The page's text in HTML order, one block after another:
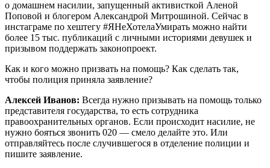
о домашнем насилии, запущенный активисткой Аленой
Поповой и блогером Александрой Митрошиной. Сейчас в
инстаграме по хештегу #ЯНеХотелаУмирать можно найти
более 15 тыс. публикаций с личными историями девушек и
призывом поддержать законопроект.
Как и кого можно призвать на помощь? Как сделать так,
чтобы полиция приняла заявление?
Алексей Иванов: Всегда нужно призывать на помощь только
представителя государства, то есть сотрудника
правоохранительных органов. Если происходит насилие, не
нужно бояться звонить 020 — смело делайте это. Или
отправляйтесь после случившегося в отделение полиции и
пишите заявление.